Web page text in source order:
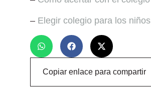
– Elegir colegio para los niños
Copiar enlace para compartir